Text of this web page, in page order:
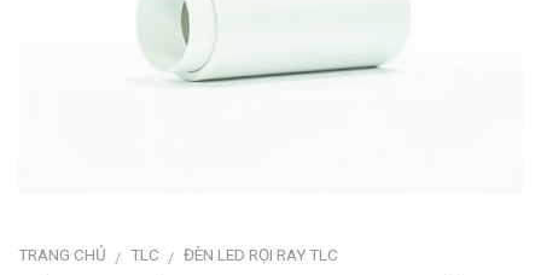
TRANG CHỦ / TLC / ĐÈN LED RỌI RAY TLC